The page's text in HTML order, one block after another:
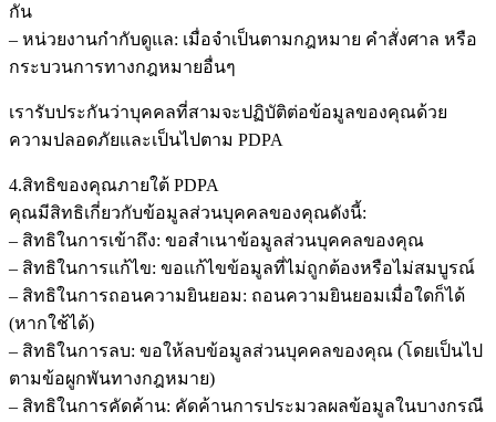
กัน
– หน่วยงานกำกับดูแล: เมื่อจำเป็นตามกฎหมาย คำสั่งศาล หรือ
กระบวนการทางกฎหมายอื่นๆ
เรารับประกันว่าบุคคลที่สามจะปฏิบัติต่อข้อมูลของคุณด้วย
ความปลอดภัยและเป็นไปตาม PDPA
4.สิทธิของคุณภายใต้ PDPA
คุณมีสิทธิเกี่ยวกับข้อมูลส่วนบุคคลของคุณดังนี้:
– สิทธิในการเข้าถึง: ขอสำเนาข้อมูลส่วนบุคคลของคุณ
– สิทธิในการแก้ไข: ขอแก้ไขข้อมูลที่ไม่ถูกต้องหรือไม่สมบูรณ์
– สิทธิในการถอนความยินยอม: ถอนความยินยอมเมื่อใดก็ได้
(หากใช้ได้)
– สิทธิในการลบ: ขอให้ลบข้อมูลส่วนบุคคลของคุณ (โดยเป็นไป
ตามข้อผูกพันทางกฎหมาย)
– สิทธิในการคัดค้าน: คัดค้านการประมวลผลข้อมูลในบางกรณี